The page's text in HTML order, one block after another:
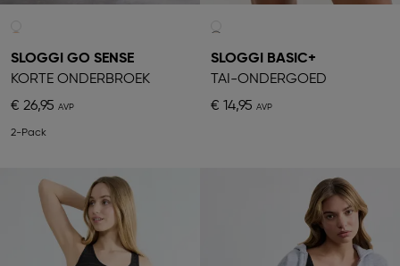
SLOGGI GO SENSE
KORTE ONDERBROEK
€ 26,95
2-Pack
SLOGGI BASIC+
TAI-ONDERGOED
€ 14,95